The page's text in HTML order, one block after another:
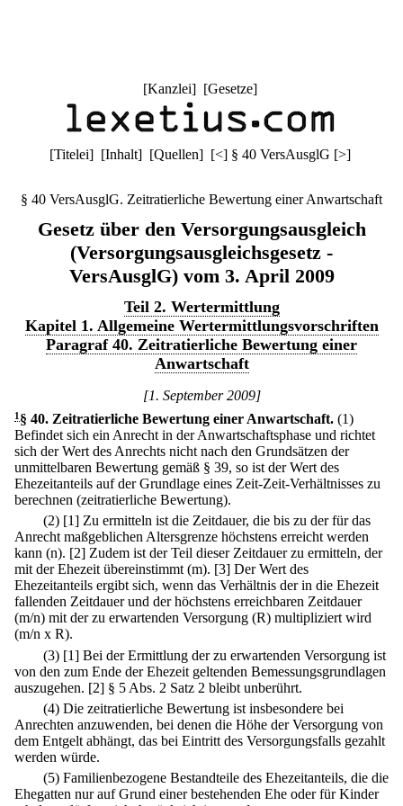
[Kanzlei] [Gesetze]
[Titelei] [Inhalt] [Quellen] [<] § 40 VersAusglG [>]
§ 40 VersAusglG. Zeitratierliche Bewertung einer Anwartschaft
Gesetz über den Versorgungsausgleich
(Versorgungsausgleichsgesetz -
VersAusglG) vom 3. April 2009
Teil 2. Wertermittlung
Kapitel 1. Allgemeine Wertermittlungsvorschriften
Paragraf 40. Zeitratierliche Bewertung einer
Anwartschaft
[1. September 2009]
1 § 40. Zeitratierliche Bewertung einer Anwartschaft. (1)
Befindet sich ein Anrecht in der Anwartschaftsphase und richtet
sich der Wert des Anrechts nicht nach den Grundsätzen der
unmittelbaren Bewertung gemäß § 39, so ist der Wert des
Ehezeitanteils auf der Grundlage eines Zeit-Zeit-Verhältnisses zu
berechnen (zeitratierliche Bewertung).
(2) [1] Zu ermitteln ist die Zeitdauer, die bis zu der für das
Anrecht maßgeblichen Altersgrenze höchstens erreicht werden
kann (n). [2] Zudem ist der Teil dieser Zeitdauer zu ermitteln, der
mit der Ehezeit übereinstimmt (m). [3] Der Wert des
Ehezeitanteils ergibt sich, wenn das Verhältnis der in die Ehezeit
fallenden Zeitdauer und der höchstens erreichbaren Zeitdauer
(m/n) mit der zu erwartenden Versorgung (R) multipliziert wird
(m/n x R).
(3) [1] Bei der Ermittlung der zu erwartenden Versorgung ist
von den zum Ende der Ehezeit geltenden Bemessungsgrundlagen
auszugehen. [2] § 5 Abs. 2 Satz 2 bleibt unberührt.
(4) Die zeitratierliche Bewertung ist insbesondere bei
Anrechten anzuwenden, bei denen die Höhe der Versorgung von
dem Entgelt abhängt, das bei Eintritt des Versorgungsfalls gezahlt
werden würde.
(5) Familienbezogene Bestandteile des Ehezeitanteils, die die
Ehegatten nur auf Grund einer bestehenden Ehe oder für Kinder